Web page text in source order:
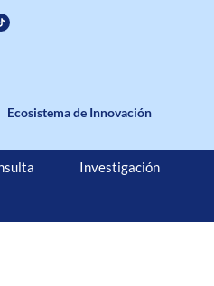
Ecosistema de Innovación
Investigación